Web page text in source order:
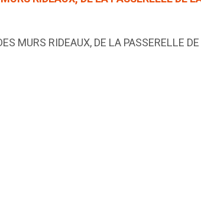
MURS RIDEAUX, DE LA PASSERELLE